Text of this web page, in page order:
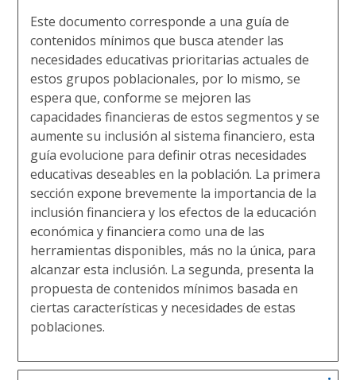
Este documento corresponde a una guía de
contenidos mínimos que busca atender las
necesidades educativas prioritarias actuales de
estos grupos poblacionales, por lo mismo, se
espera que, conforme se mejoren las
capacidades financieras de estos segmentos y se
aumente su inclusión al sistema financiero, esta
guía evolucione para definir otras necesidades
educativas deseables en la población. La primera
sección expone brevemente la importancia de la
inclusión financiera y los efectos de la educación
económica y financiera como una de las
herramientas disponibles, más no la única, para
alcanzar esta inclusión. La segunda, presenta la
propuesta de contenidos mínimos basada en
ciertas características y necesidades de estas
poblaciones.